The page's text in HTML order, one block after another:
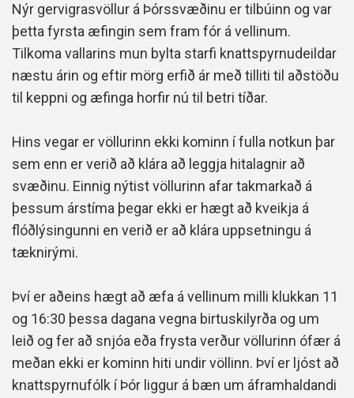
Nýr gervigrasvöllur á Þórssvæðinu er tilbúinn og var
þetta fyrsta æfingin sem fram fór á vellinum.
Tilkoma vallarins mun bylta starfi knattspyrnudeildar
næstu árin og eftir mörg erfið ár með tilliti til aðstöðu
til keppni og æfinga horfir nú til betri tíðar.
Hins vegar er völlurinn ekki kominn í fulla notkun þar
sem enn er verið að klára að leggja hitalagnir að
svæðinu. Einnig nýtist völlurinn afar takmarkað á
þessum árstíma þegar ekki er hægt að kveikja á
flóðlýsingunni en verið er að klára uppsetningu á
tæknirými.
Því er aðeins hægt að æfa á vellinum milli klukkan 11
og 16:30 þessa dagana vegna birtuskilyrða og um
leið og fer að snjóa eða frysta verður völlurinn ófær á
meðan ekki er kominn hiti undir völlinn. Því er ljóst að
knattspyrnufólk í Þór liggur á bæn um áframhaldandi